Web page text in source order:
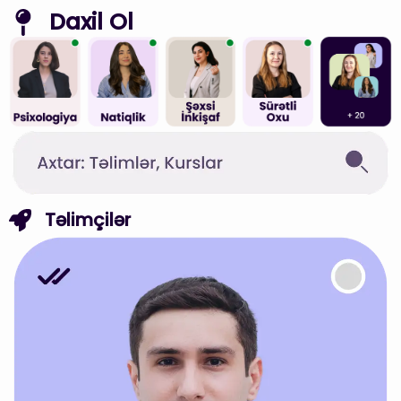
Skip
to
content
Daxil Ol
Təlimçilər